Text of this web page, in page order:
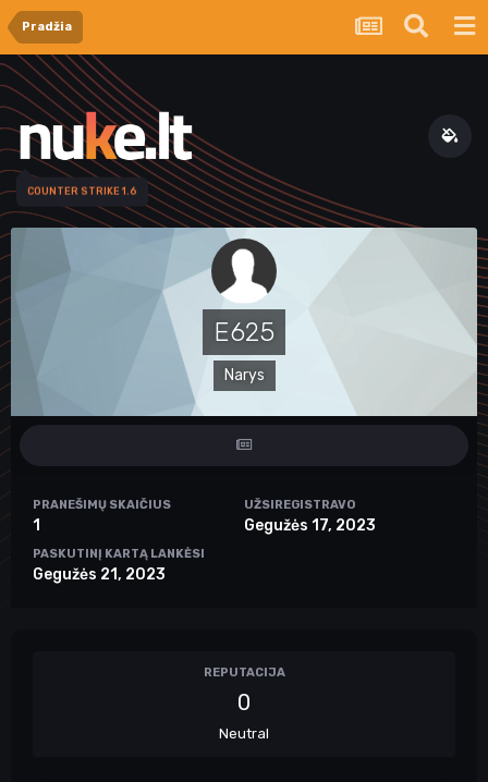
Pradžia
COUNTER STRIKE 1.6
E625
Narys
PRANEŠIMŲ SKAIČIUS
1
UŽSIREGISTRAVO
Gegužės 17, 2023
PASKUTINĮ KARTĄ LANKĖSI
Gegužės 21, 2023
REPUTACIJA
0
Neutral